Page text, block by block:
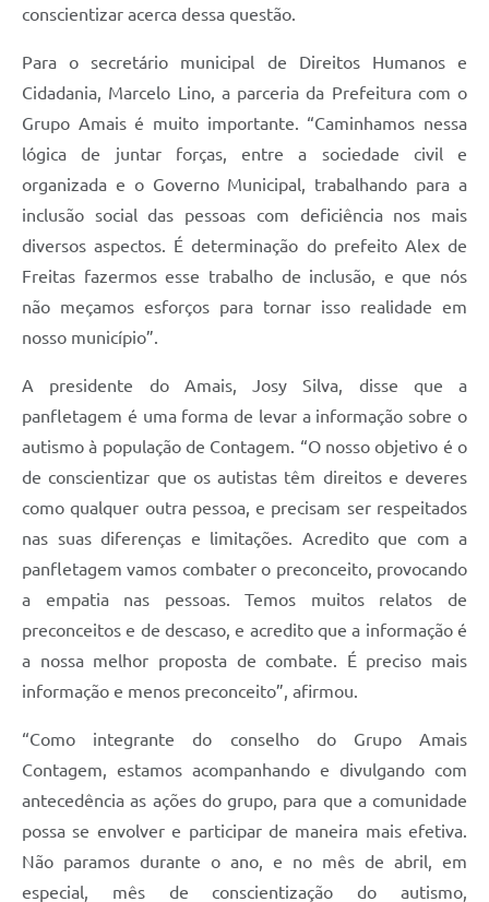
conscientizar acerca dessa questão.
Para o secretário municipal de Direitos Humanos e
Cidadania, Marcelo Lino, a parceria da Prefeitura com o
Grupo Amais é muito importante. “Caminhamos nessa
lógica de juntar forças, entre a sociedade civil e
organizada e o Governo Municipal, trabalhando para a
inclusão social das pessoas com deficiência nos mais
diversos aspectos. É determinação do prefeito Alex de
Freitas fazermos esse trabalho de inclusão, e que nós
não meçamos esforços para tornar isso realidade em
nosso município”.
A presidente do Amais, Josy Silva, disse que a
panfletagem é uma forma de levar a informação sobre o
autismo à população de Contagem. “O nosso objetivo é o
de conscientizar que os autistas têm direitos e deveres
como qualquer outra pessoa, e precisam ser respeitados
nas suas diferenças e limitações. Acredito que com a
panfletagem vamos combater o preconceito, provocando
a empatia nas pessoas. Temos muitos relatos de
preconceitos e de descaso, e acredito que a informação é
a nossa melhor proposta de combate. É preciso mais
informação e menos preconceito”, afirmou.
“Como integrante do conselho do Grupo Amais
Contagem, estamos acompanhando e divulgando com
antecedência as ações do grupo, para que a comunidade
possa se envolver e participar de maneira mais efetiva.
Não paramos durante o ano, e no mês de abril, em
especial, mês de conscientização do autismo,